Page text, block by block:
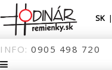
INFO: 0905 498 720
SK |